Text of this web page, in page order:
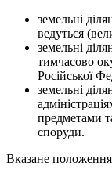
земельні
ведуться
земельні
тимчасово
Російської
земельні
предметами
споруди.
Вказане